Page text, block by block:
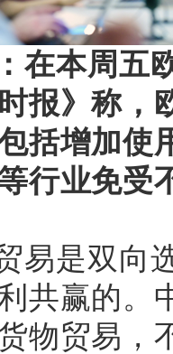
在本周五
报》称，
括增加使
行业免受
易是双向
共赢的。
物贸易，